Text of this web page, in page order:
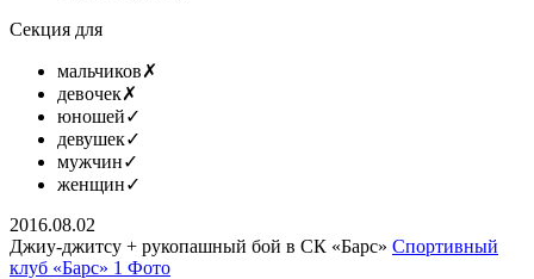
Секция для
мальчиков✗
девочек✗
юношей✓
девушек✓
мужчин✓
женщин✓
2016.08.02
Джиу-джитсу + рукопашный бой в СК «Барс» Спортивный
клуб «Барс» 1 Фото